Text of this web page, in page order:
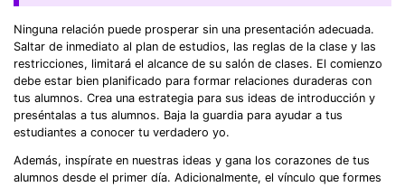
Ninguna relación puede prosperar sin una presentación adecuada.
Saltar de inmediato al plan de estudios, las reglas de la clase y las
restricciones, limitará el alcance de su salón de clases. El comienzo
debe estar bien planificado para formar relaciones duraderas con
tus alumnos. Crea una estrategia para sus ideas de introducción y
preséntalas a tus alumnos. Baja la guardia para ayudar a tus
estudiantes a conocer tu verdadero yo.
Además, inspírate en nuestras ideas y gana los corazones de tus
alumnos desde el primer día. Adicionalmente, el vínculo que formes